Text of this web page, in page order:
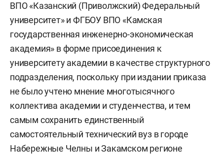
ВПО «Казанский (Приволжский) Федеральный
университет» и ФГБОУ ВПО «Камская
государственная инженерно-экономическая
академия» в форме присоединения к
университету академии в качестве структурного
подразделения, поскольку при издании приказа
не было учтено мнение многотысячного
коллектива академии и студенчества, и тем
самым сохранить единственный
самостоятельный технический вуз в городе
Набережные Челны и Закамском регионе